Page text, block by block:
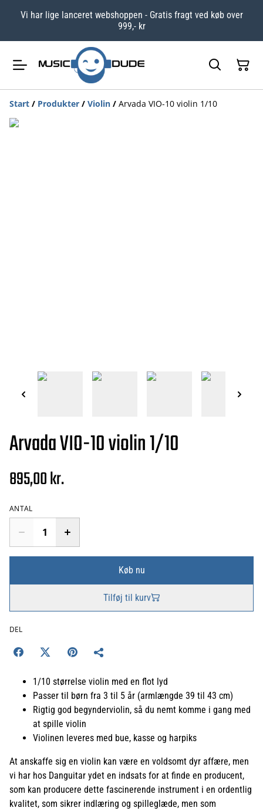
Vi har lige lanceret webshoppen - Gratis fragt ved køb over
999,- kr
Start / Produkter / Violin / Arvada VIO-10 violin 1/10
Arvada VIO-10 violin 1/10
895,00 kr.
ANTAL
Køb nu
Tilføj til kurv
DEL
1/10 størrelse violin med en flot lyd
Passer til børn fra 3 til 5 år (armlængde 39 til 43 cm)
Rigtig god begynderviolin, så du nemt komme i gang med
at spille violin
Violinen leveres med bue, kasse og harpiks
At anskaffe sig en violin kan være en voldsomt dyr affære, men
vi har hos Danguitar ydet en indsats for at finde en producent,
som kan producere dette fascinerende instrument i en ordentlig
kvalitet, som sikrer indlæring og spilleglæde, men som